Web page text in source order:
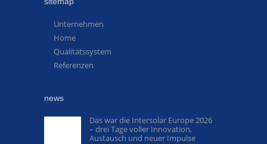
Unternehmen
Home
Qualitätssystem
Referenzen
news
Das war die Intersolar Europe 2026
– drei Tage voller Innovation,
Austausch und neuer Impulse